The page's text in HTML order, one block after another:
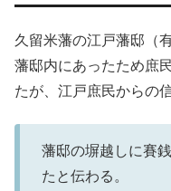
久留米藩の江戸藩邸（
藩邸内にあったため庶
たが、江戸庶民からの
藩邸の塀越しに賽
たと伝わる。